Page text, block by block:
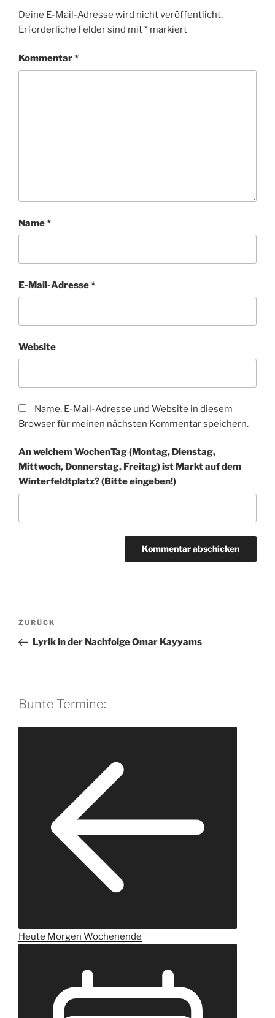
Deine E-Mail-Adresse wird nicht veröffentlicht.
Erforderliche Felder sind mit* markiert
Kommentar*
Name*
E-Mail-Adresse*
Website
Name, E-Mail-Adresse und Website in diesem
Browser für meinen nächsten Kommentar speichern.
An welchem WochenTag (Montag, Dienstag,
Mittwoch, Donnerstag, Freitag) ist Markt auf dem
Winter­feldt­platz? (Bitte eingeben!)
e
r
i
e
Beitragsnavigation
Vorheriger
Beitrag
ZURÜCK
Lyrik in der Nachfolge Omar Kayyams
Bunte Termine:
Heute Morgen Wochenende